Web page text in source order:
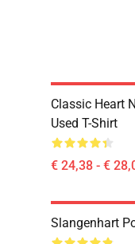
Classic Heart
Used T-Shirt
€ 24,38 - €
Slangenhart